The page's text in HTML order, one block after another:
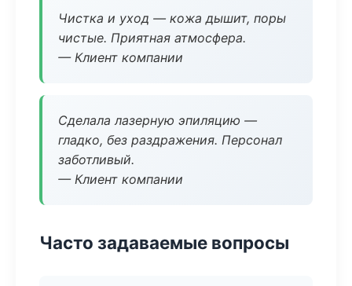
Чистка и уход — кожа дышит, поры
чистые. Приятная атмосфера.
— Клиент компании
Сделала лазерную эпиляцию —
гладко, без раздражения. Персонал
заботливый.
— Клиент компании
Часто задаваемые вопросы